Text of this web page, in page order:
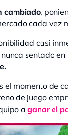
cambiado,
cada vez
casi
sentado
el momento de
de juego
a ganar el